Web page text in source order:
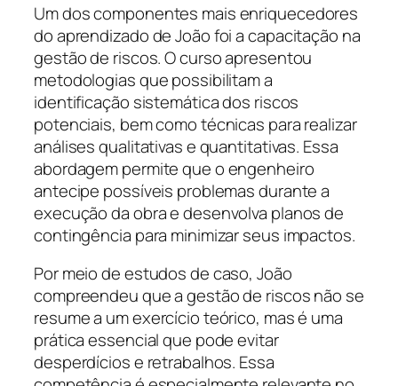
Um dos componentes mais enriquecedores
do aprendizado de João foi a capacitação na
gestão de riscos. O curso apresentou
metodologias que possibilitam a
identificação sistemática dos riscos
potenciais, bem como técnicas para realizar
análises qualitativas e quantitativas. Essa
abordagem permite que o engenheiro
antecipe possíveis problemas durante a
execução da obra e desenvolva planos de
contingência para minimizar seus impactos.
Por meio de estudos de caso, João
compreendeu que a gestão de riscos não se
resume a um exercício teórico, mas é uma
prática essencial que pode evitar
desperdícios e retrabalhos. Essa